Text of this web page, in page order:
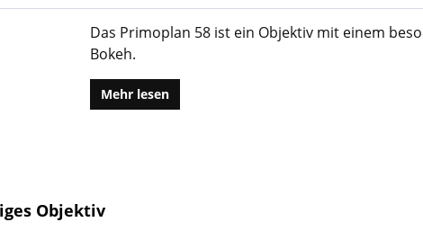
Das Primoplan 58 ist ein Objektiv mit einem
Bokeh.
Mehr lesen
Objektiv